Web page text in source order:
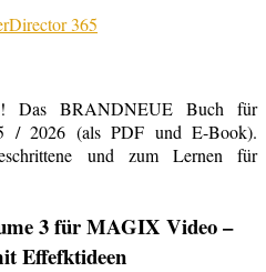
Das BRANDNEUE Buch für
/ 2026 (als PDF und E-Book).
und zum Lernen für
3 für MAGIX Video –
Effefktideen